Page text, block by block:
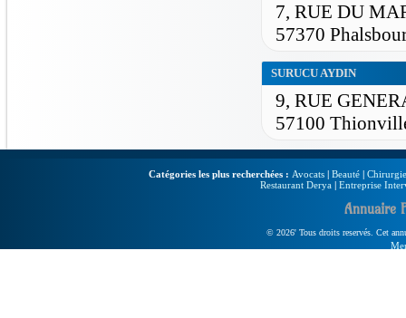
7, RUE DU
57370
SURUCU AYDIN
9, RUE
57100
Catégories les plus recherchées : Avocats | Beauté |
Restaurant Derya | Entreprise
Annuaire
© 2026' Tous droits reservés. Cet